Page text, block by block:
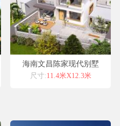
海南文昌陈家现代别墅
尺寸:11.4米X12.3米